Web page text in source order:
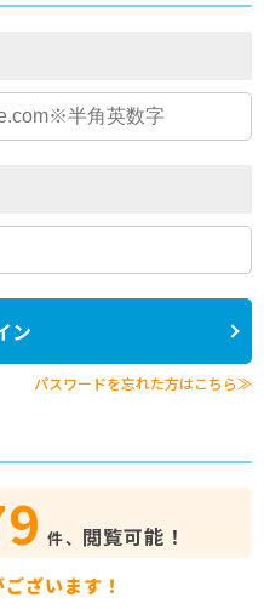
ン
パスワードを忘れた方はこちら≫
件、 閲覧可能！
ざいます！